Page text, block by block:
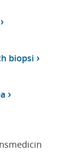
biopsi